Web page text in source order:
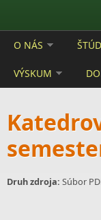
O NÁS
VÝSKUM
Druh zdroja: Súbor